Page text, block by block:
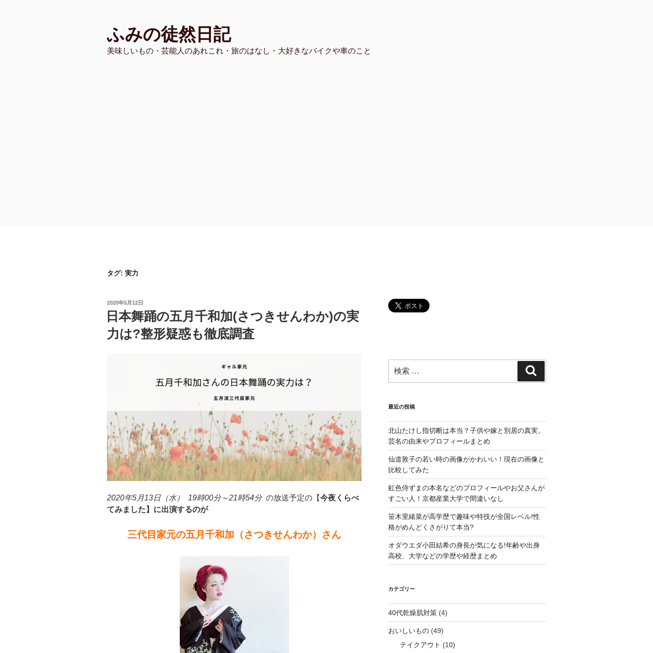
ふみの徒然日記
美味しいもの・芸能人のあれこれ・旅のはなし・大好きなバイクや車のこと
タグ: 実力
投
稿
日:
2020年5月12日
日本舞踊の五月千和加(さつきせんわか)の実
力は?整形疑惑も徹底調査
2020年5月13日（水） 19時00分～21時54分 の放送予定の【今夜くらべ
てみました】に出演するのが
三代目家元の五月千和加（さつきせんわか）さん
索:
索
最近の投稿
北山たけし指切断は本当？子供や嫁と別居の真実。
芸名の由来やプロフィールまとめ
仙道敦子の若い時の画像がかわいい！現在の画像と
比較してみた
虹色侍ずまの本名などのプロフィールやお父さんが
すごい人！京都産業大学で間違いなし
笹木里緒菜が高学歴で趣味や特技が全国レベル!性
格がめんどくさがりて本当?
オダウエダ小田結希の身長が気になる!年齢や出身
高校、大学などの学歴や経歴まとめ
カテゴリー
40代乾燥肌対策(4)
おいしいもの(49)
テイクアウト (10)